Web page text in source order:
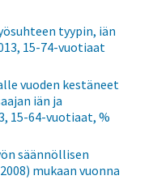
tyypin, iän
15-74-vuotiaat
vuoden kestäneet
iän ja
15-64-vuotiaat, %
säännöllisen
mukaan vuonna